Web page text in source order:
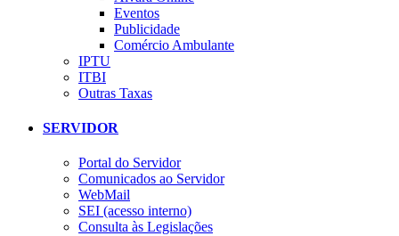
Eventos
Publicidade
Comércio Ambulante
IPTU
ITBI
Outras Taxas
SERVIDOR
Portal do Servidor
Comunicados ao Servidor
WebMail
SEI (acesso interno)
Consulta às Legislações